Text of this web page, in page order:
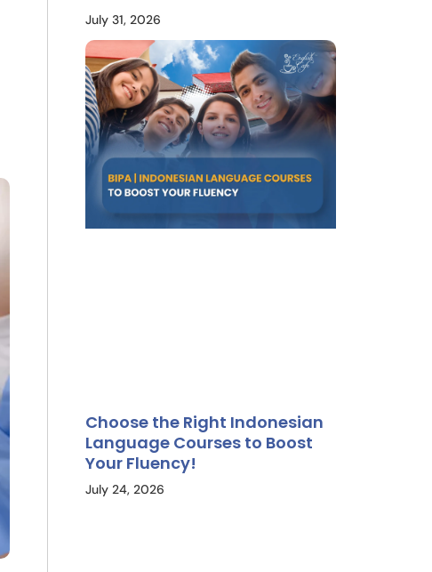
July 31, 2026
Choose the Right Indonesian
Language Courses to Boost
Your Fluency!
July 24, 2026